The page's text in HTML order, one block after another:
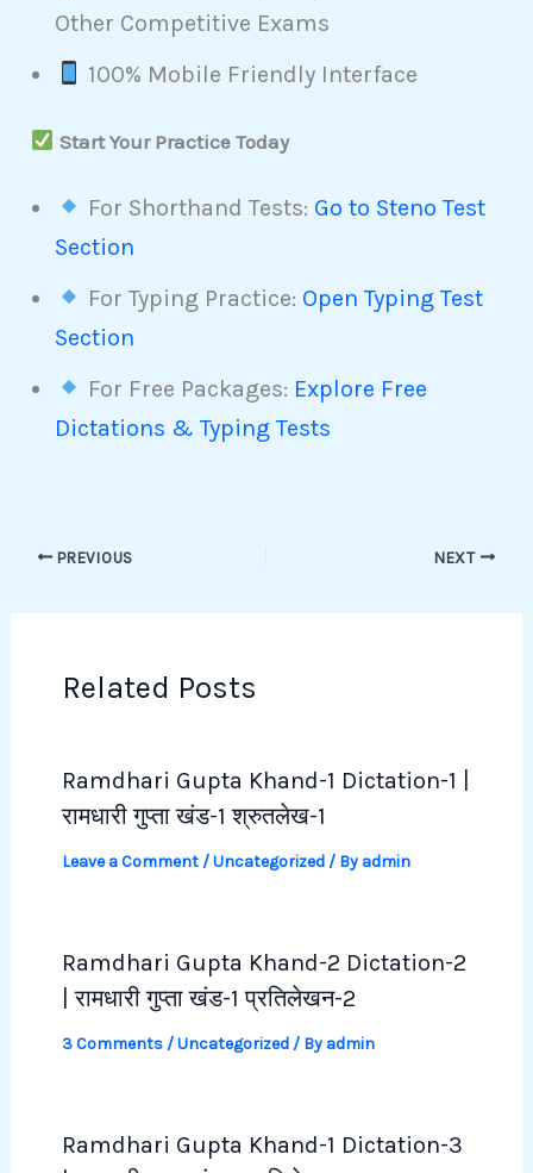
Other Competitive Exams
100% Mobile Friendly Interface
Start Your Practice Today
For Shorthand Tests: Go to Steno Test
Section
For Typing Practice: Open Typing Test
Section
For Free Packages: Explore Free
Dictations & Typing Tests
PREVIOUS NEXT
Related Posts
Ramdhari Gupta Khand-1 Dictation-1 |
रामधारी गुप्ता खंड-1 श्रुतलेख-1
Leave a Comment /Uncategorized/ Byadmin
Ramdhari Gupta Khand-2 Dictation-2
| रामधारी गुप्ता खंड-1 प्रतिलेखन-2
3 Comments /Uncategorized/ Byadmin
Ramdhari Gupta Khand-1 Dictation-3